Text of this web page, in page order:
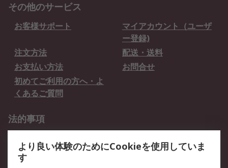
その他のサービス
お客様サポート
マイアカウント（ユーザ
ー登録)
注文方法
配送・送料
お支払い方法
お問合せ
初めてご利用の方へ・よ
くあるご質問
法的事項
クッキーポリシー
より良い体験のためにCookieを使用していま
す